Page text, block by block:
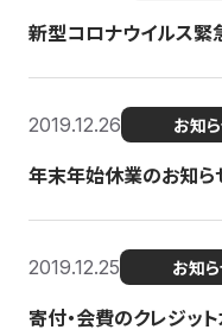
新型コロナウイルス緊
2019.12.26 お知
年末年始休業のお知ら
2019.12.25 お知
寄付・会費のクレジッ